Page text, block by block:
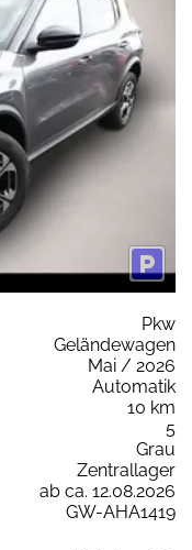
Pkw
Geländewagen
Mai / 2026
Automatik
10 km
5
Grau
Zentrallager
ab ca. 12.08.2026
GW-AHA1419